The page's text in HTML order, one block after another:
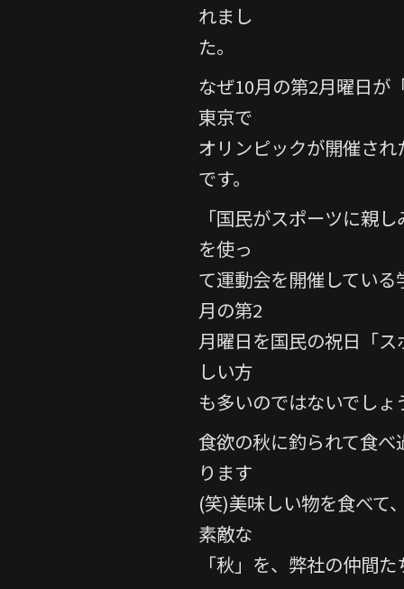
れまし
た。
なぜ10月の第2月曜日が
東京で
オリンピックが開催さ
です。
「国民がスポーツに親
を使っ
て運動会を開催してい
月の第2
月曜日を国民の祝日「
しい方
も多いのではないでしょ
食欲の秋に釣られて食
ります
(笑)美味しい物を食べ
素敵な
「秋」を、弊社の仲間